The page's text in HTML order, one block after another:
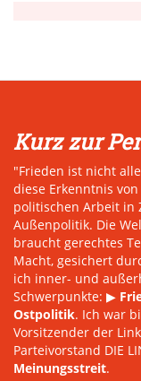
Kurz zur
"Frieden ist nicht
diese Erkenntnis
politischen Arbeit in
Außenpolitik. Die
braucht gerechtes
Macht, gesichert
ich inner- und
Schwerpunkte: ▶
Ostpolitik. Ich war
Vorsitzender der
Parteivorstand DIE
Meinungsstreit.